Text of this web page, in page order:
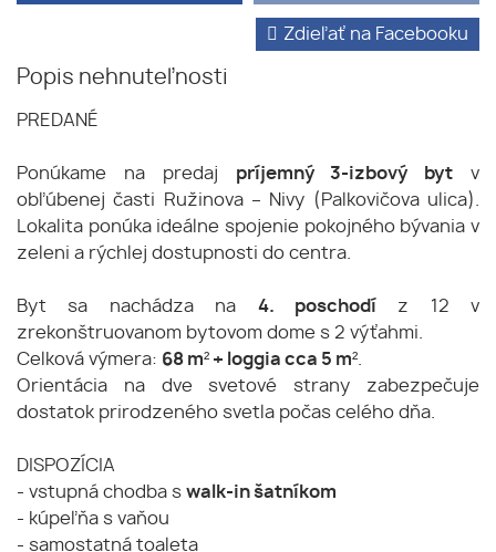
Popis nehnuteľnosti
Zdieľať na Facebooku
PREDANÉ
Ponúkame na predaj príjemný 3-izbový byt v
obľúbenej časti Ružinova – Nivy (Palkovičova ulica).
Lokalita ponúka ideálne spojenie pokojného bývania v
zeleni a rýchlej dostupnosti do centra.
Byt sa nachádza na 4. poschodí z 12 v
zrekonštruovanom bytovom dome s 2 výťahmi.
Celková výmera: 68 m² + loggia cca 5 m²
Orientácia na dve svetové strany zabezpečuje
dostatok prirodzeného svetla počas celého dňa.
DISPOZÍCIA
- vstupná chodba s walk-in šatníkom
- kúpeľňa s vaňou
- samostatná toaleta